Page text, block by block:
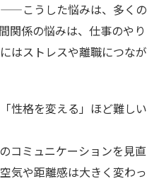
こうした悩みは、多くの
関係の悩みは、仕事のやり
はストレスや離職につなが
性格を変える」ほど難しい
コミュニケーションを見直
気や距離感は大きく変わっ